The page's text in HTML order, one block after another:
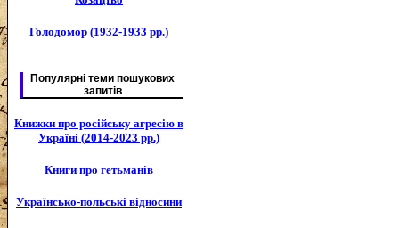
Голодомор (1932-1933 рр.)
Популярні теми пошукових
запитів
Книжки про російську агресію в
Україні (2014-2023 рр.)
Книги про гетьманів
Українсько-польські відносини